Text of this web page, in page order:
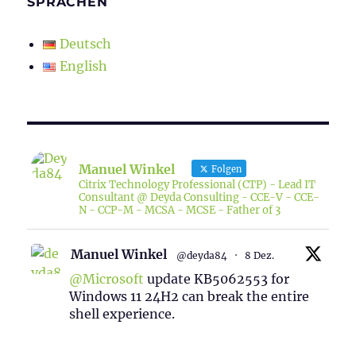
Deutsch
English
Manuel Winkel Folgen
Citrix Technology Professional (CTP) - Lead IT
Consultant @ Deyda Consulting - CCE-V - CCE-
N - CCP-M - MCSA - MCSE - Father of 3
Manuel Winkel @deyda84 · 8 Dez.
@Microsoft update KB5062553 for
Windows 11 24H2 can break the entire
shell experience.